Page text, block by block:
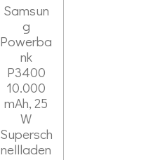
Samsun
g
Powerba
nk
P3400
10.000
mAh, 25
W
Supersch
nellladen